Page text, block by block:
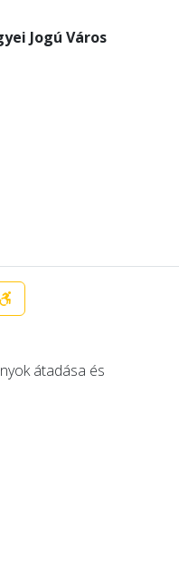
Jogú Város
átadása és